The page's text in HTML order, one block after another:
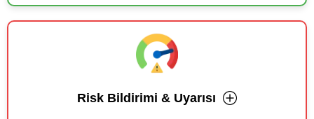
Risk Bildirimi & Uyarısı